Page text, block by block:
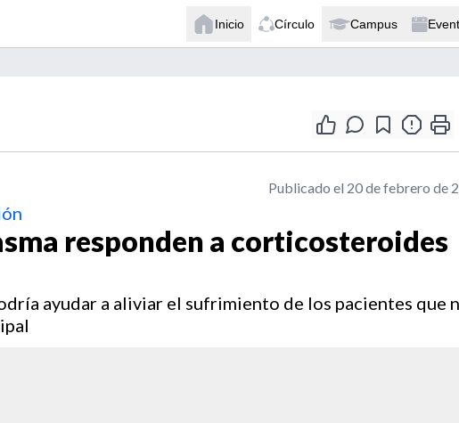
Inicio Círculo Campus
Publicado el 20 de febrero de
responden a corticosteroides
ayudar a aliviar el sufrimiento de los pacientes que